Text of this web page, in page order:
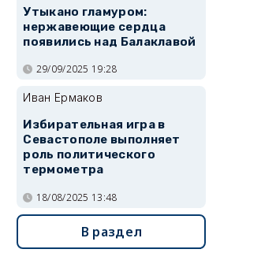
Утыкано гламуром:
нержавеющие сердца
появились над Балаклавой
29/09/2025 19:28
Иван Ермаков
Избирательная игра в
Севастополе выполняет
роль политического
термометра
18/08/2025 13:48
В раздел